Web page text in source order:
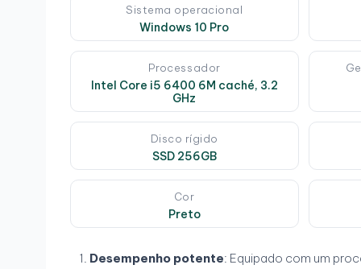
Sistema operacional
Windows 10 Pro
Processador
Intel Core i5 6400 6M caché, 3.2
GHz
Disco rígido
SSD 256GB
Cor
Preto
Desempenho potente: Equipado com um